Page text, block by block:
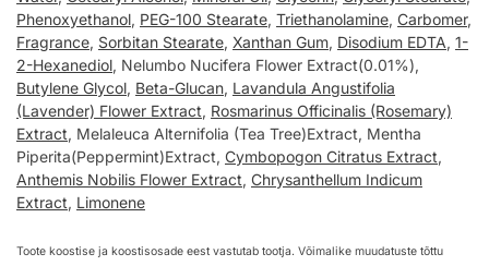
Phenoxyethanol, PEG-100 Stearate, Triethanolamine, Carbomer,
Fragrance, Sorbitan Stearate, Xanthan Gum, Disodium EDTA, 1-
2-Hexanediol, Nelumbo Nucifera Flower Extract(0.01%),
Butylene Glycol, Beta-Glucan, Lavandula Angustifolia
(Lavender) Flower Extract, Rosmarinus Officinalis (Rosemary)
Extract, Melaleuca Alternifolia (Tea Tree)Extract, Mentha
Piperita(Peppermint)Extract, Cymbopogon Citratus Extract,
Anthemis Nobilis Flower Extract, Chrysanthellum Indicum
Extract, Limonene
Toote koostise ja koostisosade eest vastutab tootja. Võimalike muudatuste tõttu